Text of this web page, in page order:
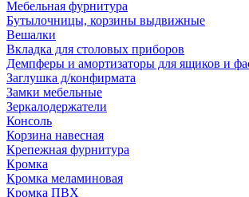
Мебельная фурнитура
Бутылочницы, корзины выдвижные
Вешалки
Вкладка для столовых приборов
Демпферы и амортизаторы для ящиков и
Заглушка д/конфирмата
Замки мебельные
Зеркалодержатели
Консоль
Корзина навесная
Крепежная фурнитура
Кромка
Кромка меламиновая
Кромка ПВХ